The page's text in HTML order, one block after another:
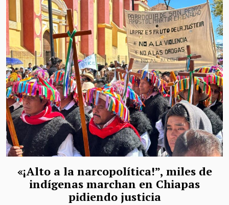
«¡Alto a la narcopolítica!”, miles de
indígenas marchan en Chiapas
pidiendo justicia